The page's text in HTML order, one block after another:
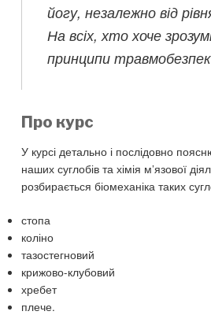
йогу, незалежно від
На всіх, хто хоче
принципи
Про курс
У курсі детально і послідовно
наших суглобів та хімія м’язової
розбирається біомеханіка таких
стопа
коліно
тазостегновий
крижово-клубовий
хребет
плече.